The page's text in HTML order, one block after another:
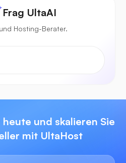
Frag UltaAI
Hosting-Berater.
und skalieren Sie
mit UltaHost